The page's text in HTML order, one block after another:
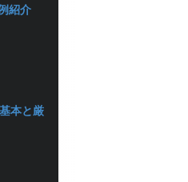
紹介
本と厳